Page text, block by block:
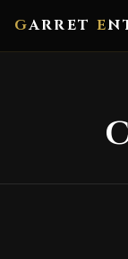
GARRET E